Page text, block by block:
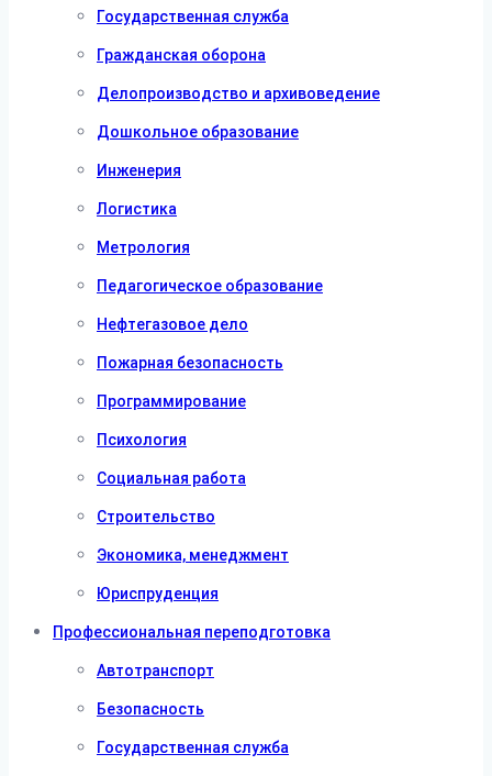
Государственная служба
Гражданская оборона
Делопроизводство и архивоведение
Дошкольное образование
Инженерия
Логистика
Метрология
Педагогическое образование
Нефтегазовое дело
Пожарная безопасность
Программирование
Психология
Социальная работа
Строительство
Экономика, менеджмент
Юриспруденция
Профессиональная переподготовка
Автотранспорт
Безопасность
Государственная служба